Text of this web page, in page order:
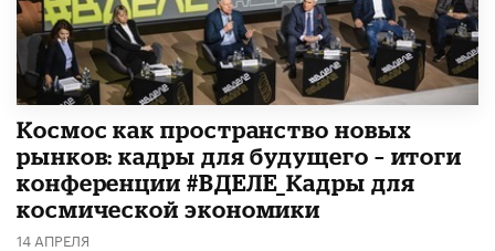
Космос как пространство новых
рынков: кадры для будущего – итоги
конференции #ВДЕЛЕ_Кадры для
космической экономики
14 АПРЕЛЯ